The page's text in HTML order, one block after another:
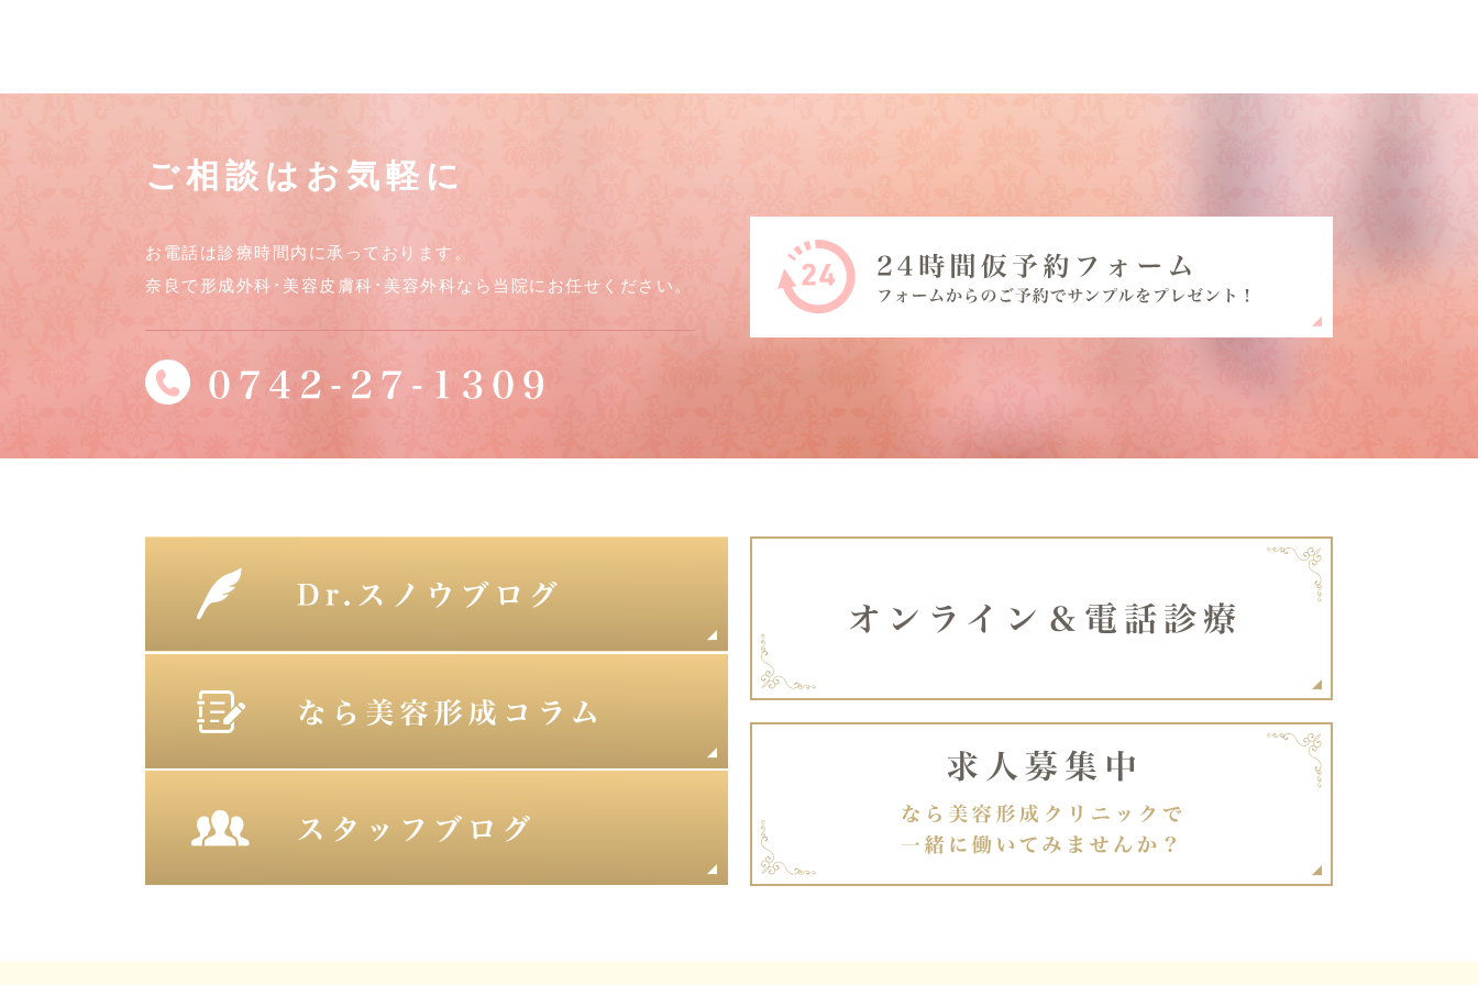
ご相談はお気軽に
お電話は診療時間内に承っております。
奈良で形成外科･美容皮膚科･美容外科なら当院にお任せください。